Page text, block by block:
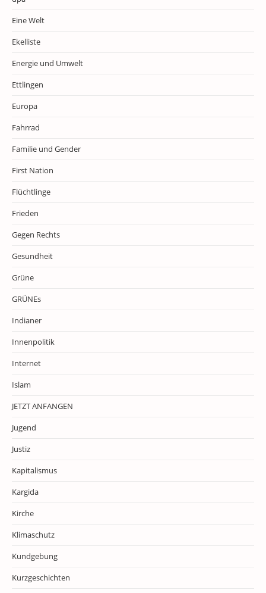
Eine Welt
Ekelliste
Energie und Umwelt
Ettlingen
Europa
Fahrrad
Familie und Gender
First Nation
Flüchtlinge
Frieden
Gegen Rechts
Gesundheit
Grüne
GRÜNEs
Indianer
Innenpolitik
Internet
Islam
JETZT ANFANGEN
Jugend
Justiz
Kapitalismus
Kargida
Kirche
Klimaschutz
Kundgebung
Kurzgeschichten